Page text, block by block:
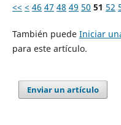
<< < 46 47 48 49 50 51 52
También puede Iniciar
para este artículo.
Enviar un artículo